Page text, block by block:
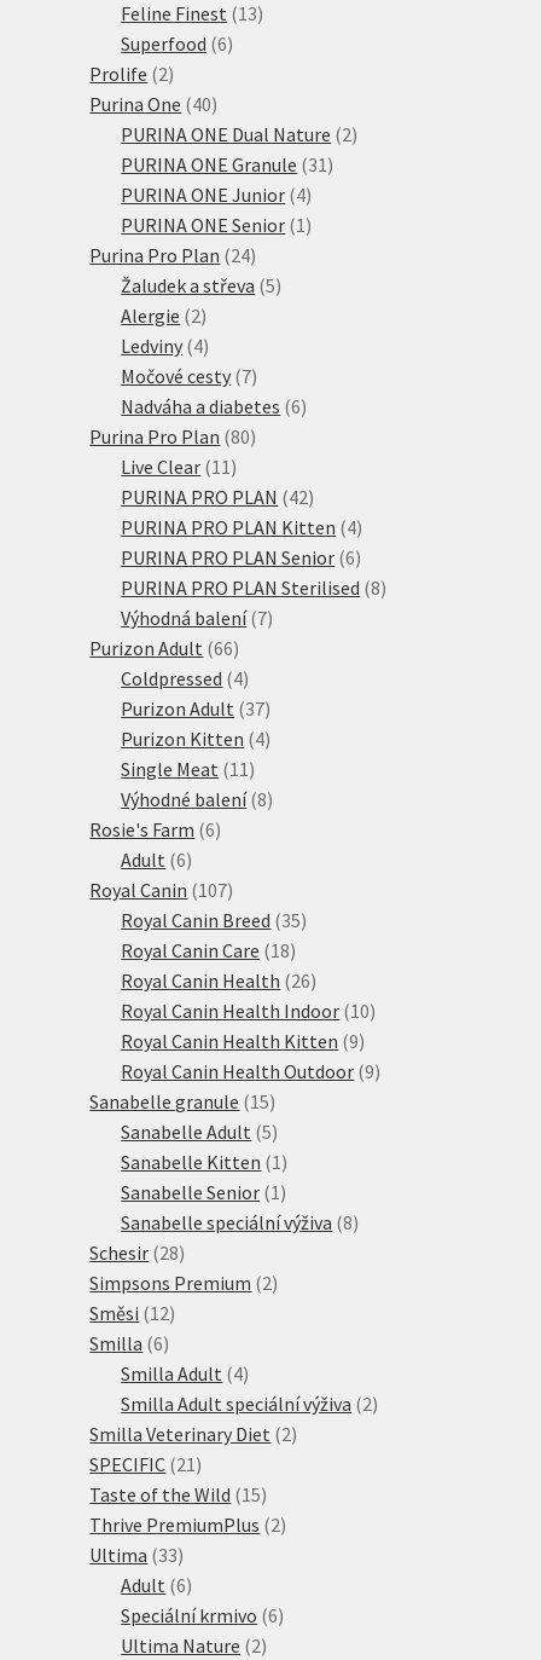
produktů
Feline Finest 1313
Superfood 66
Prolife 22
produkty
Purina One 4040
produktů
PURINA ONE Dual Nature 22
PURINA ONE Granule 3131
PURINA ONE Junior 44
produkty
PURINA ONE Senior 11
Purina Pro Plan 2424
produktů
Žaludek a střeva 55
Alergie 22
produkty
Ledviny 44
produkty
Močové cesty 77
produktů
Nadváha a diabetes 66
Purina Pro Plan 8080
Live Clear 1111
produktů
PURINA PRO PLAN 4242
produktů
PURINA PRO PLAN Kitten 44
produkty
PURINA PRO PLAN Senior 66
produktů
PURINA PRO PLAN Sterilised 88
Výhodná balení 77
Purizon Adult 6666
produktů
Coldpressed 44
produkty
Purizon Adult 3737
produktů
Purizon Kitten 44
Single Meat 1111
produktů
Výhodné balení 88
Rosie's Farm 66
Adult 66
produktů
Royal Canin 107107
produktů
Royal Canin Breed 3535
Royal Canin Care 1818
produktů
Royal Canin Health 2626
produktů
Royal Canin Health Indoor 1010
Royal Canin Health Kitten 99
produktů
Royal Canin Health Outdoor 99
Sanabelle granule 1515
produktů
Sanabelle Adult 55
produktů
Sanabelle Kitten 11
produkt
Sanabelle Senior 11
produkt
Sanabelle speciální výživa 88
Schesir 2828
produktů
Simpsons Premium 22
Směsi 1212
Smilla 66
produktů
Smilla Adult 44
produkty
Smilla Adult speciální výživa 22
Smilla Veterinary Diet 22
SPECIFIC 2121
produktů
Taste of the Wild 1515
produktů
Thrive PremiumPlus 22
Ultima 3333
produktů
Adult 66
produktů
Speciální krmivo 66
Ultima Nature 22